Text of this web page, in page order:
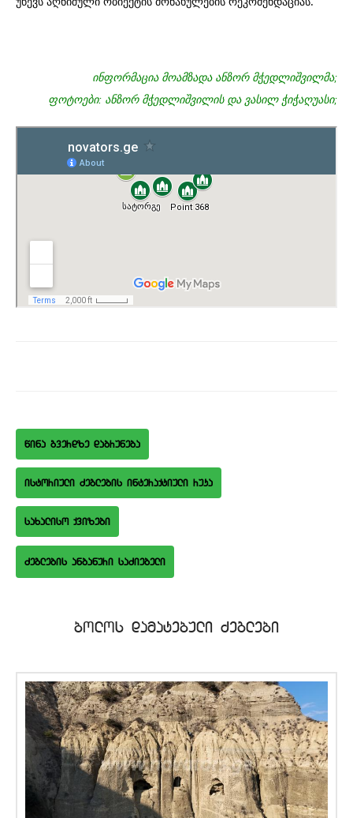
ინფორმაცია მოამზადა ანზორ მჭედლიშვილმა;
ფოტოები: ანზორ მჭედლიშვილის და ვასილ ჭიჭაღუასი;
wina gverdze dabruneba
istoriuli Zeglebis interaqtiuli ruka
saxaliso qvizebi
bolos damatebuli Zeglebi